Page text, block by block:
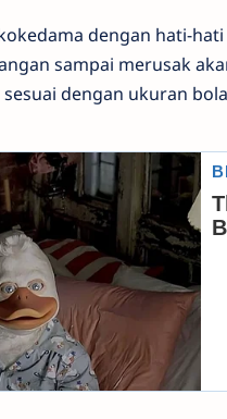
dengan hati-
sampai merusak
dengan ukuran